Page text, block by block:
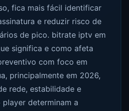
fica mais fácil identificar
e reduzir risco de
de pico. bitrate iptv em
significa e como afeta
com foco em
principalmente em 2026,
rede, estabilidade e
determinam a